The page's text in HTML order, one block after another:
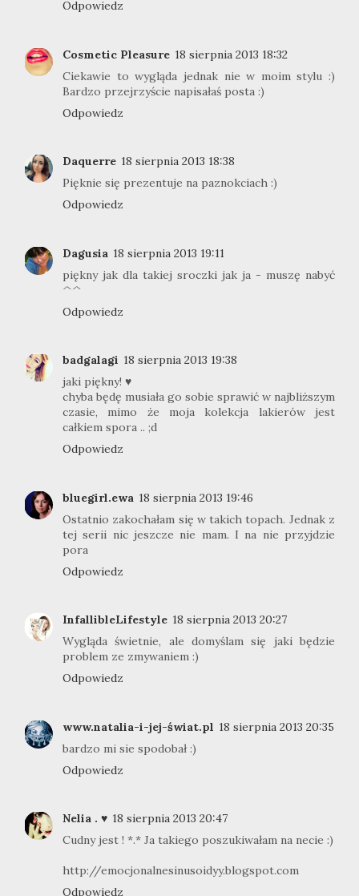
Odpowiedz
Cosmetic Pleasure 18 sierpnia 2013 18:32
Ciekawie to wygląda jednak nie w moim stylu :)
Bardzo przejrzyście napisałaś posta :)
Odpowiedz
Daquerre 18 sierpnia 2013 18:38
Pięknie się prezentuje na paznokciach :)
Odpowiedz
Dagusia 18 sierpnia 2013 19:11
piękny jak dla takiej sroczki jak ja - muszę nabyć
^^
Odpowiedz
badgalagi 18 sierpnia 2013 19:38
jaki piękny! ♥
chyba będę musiała go sobie sprawić w najbliższym
czasie, mimo że moja kolekcja lakierów jest
całkiem spora .. ;d
Odpowiedz
bluegirl.ewa 18 sierpnia 2013 19:46
Ostatnio zakochałam się w takich topach. Jednak z
tej serii nic jeszcze nie mam. I na nie przyjdzie
pora
Odpowiedz
InfallibleLifestyle 18 sierpnia 2013 20:27
Wygląda świetnie, ale domyślam się jaki będzie
problem ze zmywaniem :)
Odpowiedz
www.natalia-i-jej-świat.pl 18 sierpnia 2013 20:35
bardzo mi sie spodobał :)
Odpowiedz
Nelia . ♥ 18 sierpnia 2013 20:47
Cudny jest ! *.* Ja takiego poszukiwałam na necie :)
http://emocjonalnesinusoidyy.blogspot.com
Odpowiedz